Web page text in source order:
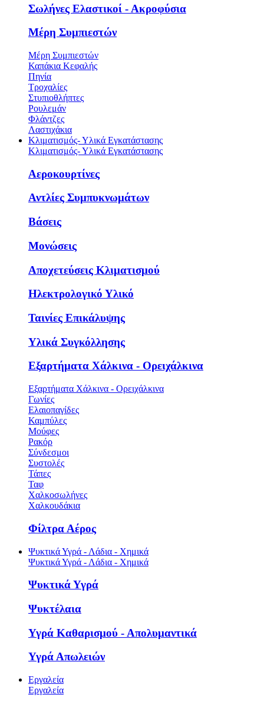
Σωλήνες Ελαστικοί - Ακροφύσια
Μέρη Συμπιεστών
Μέρη Συμπιεστών
Καπάκια Κεφαλής
Πηνία
Τροχαλίες
Στυπιοθλήπτες
Ρουλεμάν
Φλάντζες
Λαστιχάκια
Κλιματισμός- Υλικά Εγκατάστασης
Κλιματισμός- Υλικά Εγκατάστασης
Αεροκουρτίνες
Αντλίες Συμπυκνωμάτων
Βάσεις
Μονώσεις
Αποχετεύσεις Κλιματισμού
Ηλεκτρολογικό Υλικό
Ταινίες Επικάλυψης
Υλικά Συγκόλλησης
Εξαρτήματα Χάλκινα - Ορειχάλκινα
Εξαρτήματα Χάλκινα - Ορειχάλκινα
Γωνίες
Ελαιοπαγίδες
Καμπύλες
Μούφες
Ρακόρ
Σύνδεσμοι
Συστολές
Τάπες
Ταφ
Χαλκοσωλήνες
Χαλκουδάκια
Φίλτρα Αέρος
Ψυκτικά Υγρά - Λάδια - Χημικά
Ψυκτικά Υγρά - Λάδια - Χημικά
Ψυκτικά Υγρά
Ψυκτέλαια
Υγρά Καθαρισμού - Απολυμαντικά
Υγρά Απωλειών
Εργαλεία
Εργαλεία